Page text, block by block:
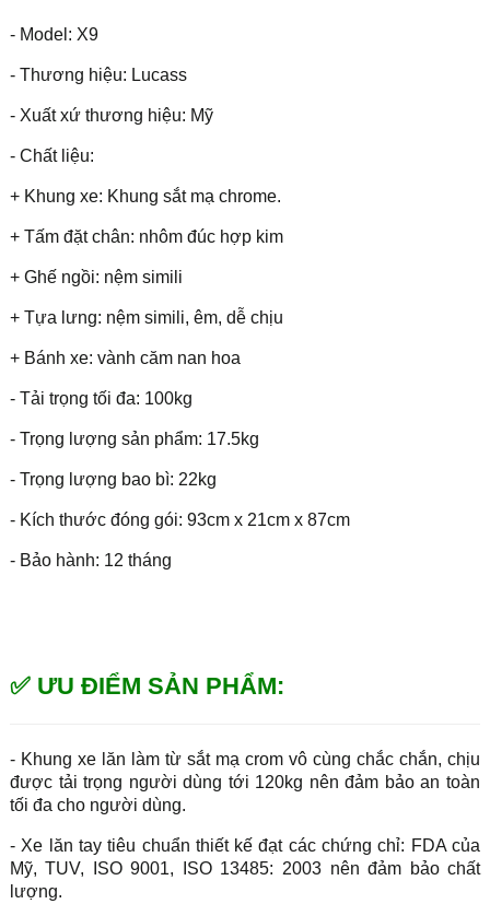
- Model: X9
- Thương hiệu: Lucass
- Xuất xứ thương hiệu: Mỹ
- Chất liệu:
+ Khung xe: Khung sắt mạ chrome.
+ Tấm đặt chân: nhôm đúc hợp kim
+ Ghế ngồi: nệm simili
+ Tựa lưng: nệm simili, êm, dễ chịu
+ Bánh xe: vành căm nan hoa
- Tải trọng tối đa: 100kg
- Trọng lượng sản phẩm: 17.5kg
- Trọng lượng bao bì: 22kg
- Kích thước đóng gói: 93cm x 21cm x 87cm
- Bảo hành: 12 tháng
✅ ƯU ĐIỂM SẢN PHẨM:
- Khung xe lăn làm từ sắt mạ crom vô cùng chắc chắn, chịu
được tải trọng người dùng tới 120kg nên đảm bảo an toàn
tối đa cho người dùng.
- Xe lăn tay tiêu chuẩn thiết kế đạt các chứng chỉ: FDA của
Mỹ, TUV, ISO 9001, ISO 13485: 2003 nên đảm bảo chất
lượng.